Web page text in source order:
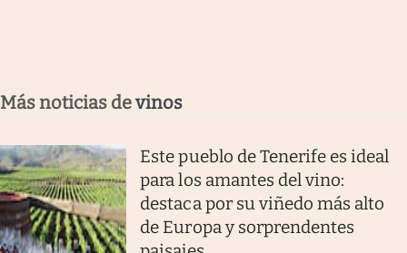
Más noticias devinos
Este pueblo de Tenerife es ideal
para los amantes del vino:
destaca por su viñedo más alto
de Europa y sorprendentes